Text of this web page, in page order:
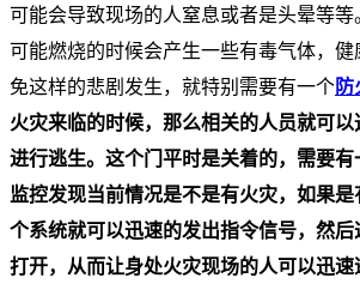
可能会导致现场的人窒息或者是头晕等等
可能燃烧的时候会产生一些有毒气体，
免这样的悲剧发生，就特别需要有一个
火灾来临的时候，那么相关的人员就可以
进行逃生。这个门平时是关着的，需要
监控发现当前情况是不是有火灾，如果
个系统就可以迅速的发出指令信号，然
打开，从而让身处火灾现场的人可以迅